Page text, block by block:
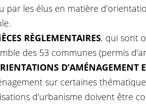
par les élus en matière
RÈGLEMENTAIRES, qui sont
des 53 communes (permis
D’AMÉNAGEMENT
sur certaines
d’urbanisme doivent être